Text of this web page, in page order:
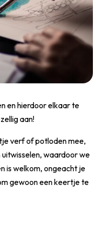
en hierdoor elkaar te
aan!
verf of potloden mee,
waardoor we
is welkom, ongeacht je
gewoon een keertje te